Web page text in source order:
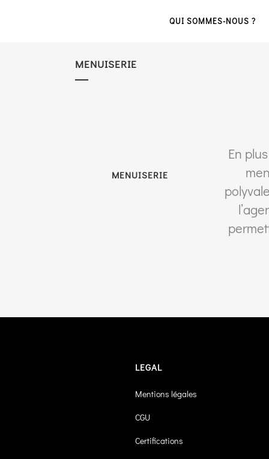
QUI SOMMES-NOUS ?
MENUISERIE
MENUISERIE
En
LEGAL
Mentions légales
CGU
Certifications